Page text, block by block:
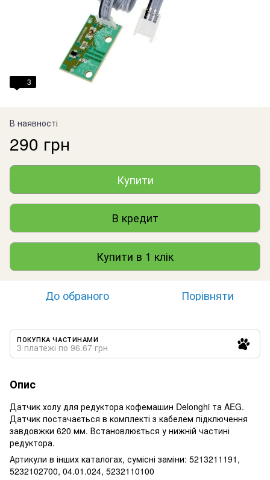
3
В наявності
290 грн
Купити
В кредит
Купити в 1 клік
До обраного Порівняти
ПОКУПКА ЧАСТИНАМИ
3 платежі по 96.67 грн
Опис
Датчик холу для редуктора кофемашин Delonghi та AEG.
Датчик постачається в комплекті з кабелем підключення
завдовжки 620 мм. Встановлюється у нижній частині
редуктора.
Артикули в інших каталогах, сумісні заміни: 5213211191,
5232102700, 04.01.024, 5232110100